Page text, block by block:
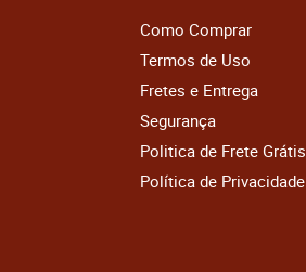
Como Comprar
Termos de Uso
Fretes e Entrega
Segurança
Politica de Frete Grátis
Política de Privacidade